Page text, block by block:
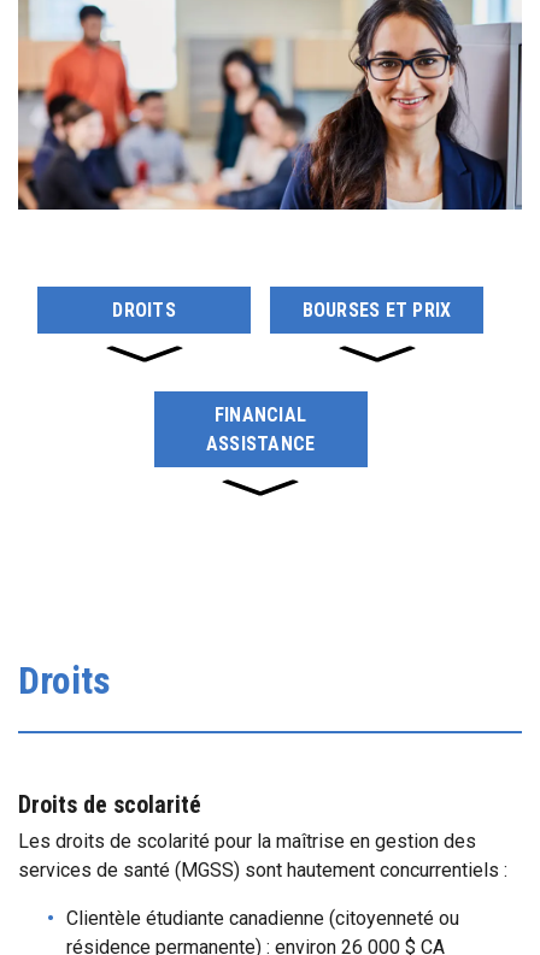
DROITS BOURSES ET PRIX
FINANCIAL
ASSISTANCE
Droits
Droits de scolarité
Les droits de scolarité pour la maîtrise en gestion des
services de santé (MGSS) sont hautement concurrentiels :
Clientèle étudiante canadienne (citoyenneté ou
résidence permanente) : environ 26 000 $ CA